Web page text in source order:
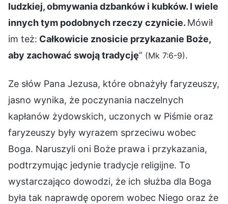
ludzkiej, obmywania dzbanków i kubków. I wiele
innych tym podobnych rzeczy czynicie. Mówił
im też: Całkowicie znosicie przykazanie Boże,
aby zachować swoją tradycję” (Mk 7:6-9).
Ze słów Pana Jezusa, które obnażyły faryzeuszy,
jasno wynika, że poczynania naczelnych
kapłanów żydowskich, uczonych w Piśmie oraz
faryzeuszy były wyrazem sprzeciwu wobec
Boga. Naruszyli oni Boże prawa i przykazania,
podtrzymując jedynie tradycje religijne. To
wystarczająco dowodzi, że ich służba dla Boga
była tak naprawdę oporem wobec Niego oraz że